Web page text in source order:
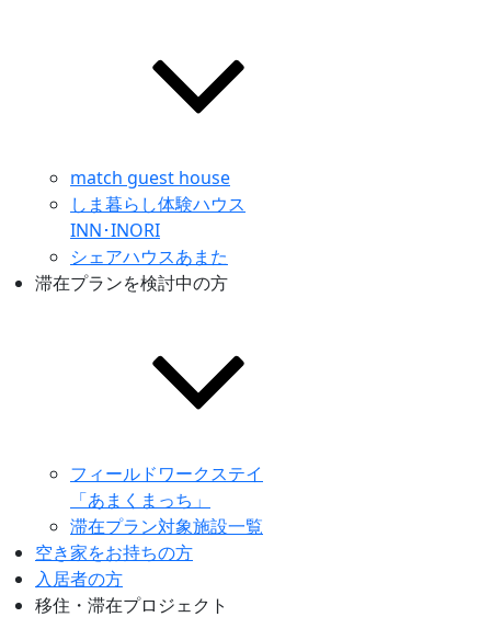
match guest house
しま暮らし体験ハウス
INN･INORI
シェアハウスあまた
滞在プランを検討中の方
フィールドワークステイ
「あまくまっち」
滞在プラン対象施設一覧
空き家をお持ちの方
入居者の方
移住・滞在プロジェクト